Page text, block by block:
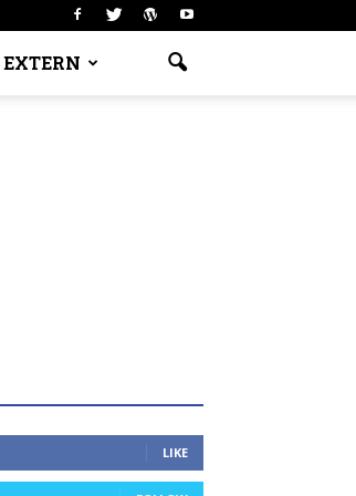
EXTERN
LIKE